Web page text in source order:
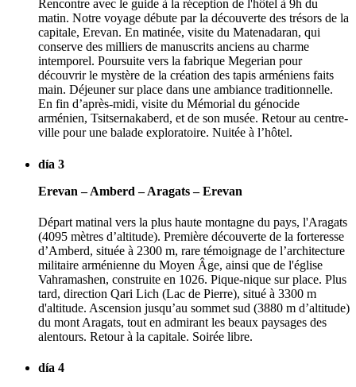
Rencontre avec le guide à la réception de l'hôtel à 9h du
matin. Notre voyage débute par la découverte des trésors de la
capitale, Erevan. En matinée, visite du Matenadaran, qui
conserve des milliers de manuscrits anciens au charme
intemporel. Poursuite vers la fabrique Megerian pour
découvrir le mystère de la création des tapis arméniens faits
main. Déjeuner sur place dans une ambiance traditionnelle.
En fin d’après-midi, visite du Mémorial du génocide
arménien, Tsitsernakaberd, et de son musée. Retour au centre-
ville pour une balade exploratoire. Nuitée à l’hôtel.
día 3
Erevan – Amberd – Aragats – Erevan
Départ matinal vers la plus haute montagne du pays, l'Aragats
(4095 mètres d’altitude). Première découverte de la forteresse
d’Amberd, située à 2300 m, rare témoignage de l’architecture
militaire arménienne du Moyen Âge, ainsi que de l'église
Vahramashen, construite en 1026. Pique-nique sur place. Plus
tard, direction Qari Lich (Lac de Pierre), situé à 3300 m
d'altitude. Ascension jusqu’au sommet sud (3880 m d’altitude)
du mont Aragats, tout en admirant les beaux paysages des
alentours. Retour à la capitale. Soirée libre.
día 4